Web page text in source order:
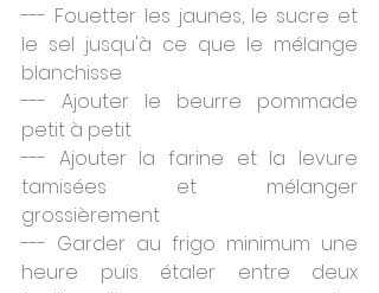
--- Fouetter les jaunes, le sucre et
le sel jusqu'à ce que le mélange
blanchisse
--- Ajouter le beurre pommade
petit à petit
--- Ajouter la farine et la levure
tamisées et mélanger
grossièrement
--- Garder au frigo minimum une
heure puis étaler entre deux